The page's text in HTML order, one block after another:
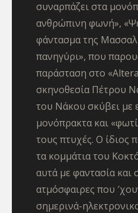
συναρπάζει στα
ανθρώπινη φωνή»,
φάντασμα της
πανηγύρι», που
παράσταση στο
σκηνοθεσία Πέτρου
του Νάκου σκύβει με
μονόπρακτα και
τους πτυχές. Ο ίδιος
τα κομμάτια του
αυτά με φαντασία και
ατμόσφαιρες που
σημερινά-